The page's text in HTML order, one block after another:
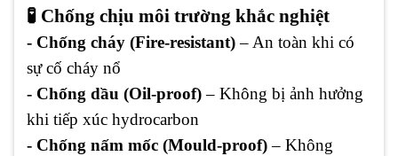
🧪 Chống chịu môi trường khắc nghiệt
- Chống cháy (Fire-resistant)– An toàn khi có
sự cố cháy nổ
- Chống dầu (Oil-proof)– Không bị ảnh hưởng
khi tiếp xúc hydrocarbon
- Chống nấm mốc (Mould-proof)– Không